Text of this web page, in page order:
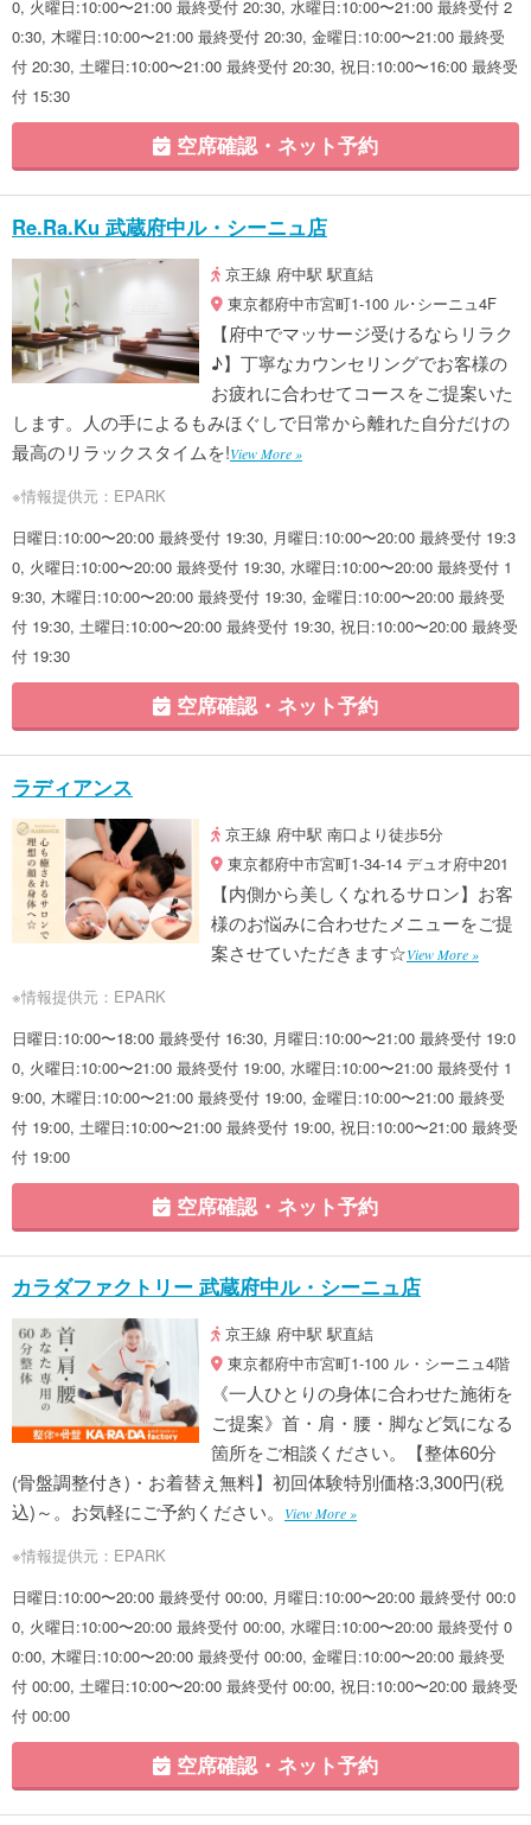
0, 火曜日:10:00〜21:00 最終受付 20:30, 水曜日:10:00〜21:00 最終受付 2
0:30, 木曜日:10:00〜21:00 最終受付 20:30, 金曜日:10:00〜21:00 最終受
付 20:30, 土曜日:10:00〜21:00 最終受付 20:30, 祝日:10:00〜16:00 最終受
付 15:30
空席確認・ネット予約
Re.Ra.Ku 武蔵府中ル・シーニュ店
京王線 府中駅 駅直結
東京都府中市宮町1-100 ル･シーニュ4F
【府中でマッサージ受けるならリラク
♪】丁寧なカウンセリングでお客様の
お疲れに合わせてコースをご提案いた
します。人の手によるもみほぐしで日常から離れた自分だけの
最高のリラックスタイムを!View More »
※情報提供元：EPARK
日曜日:10:00〜20:00 最終受付 19:30, 月曜日:10:00〜20:00 最終受付 19:3
0, 火曜日:10:00〜20:00 最終受付 19:30, 水曜日:10:00〜20:00 最終受付 1
9:30, 木曜日:10:00〜20:00 最終受付 19:30, 金曜日:10:00〜20:00 最終受
付 19:30, 土曜日:10:00〜20:00 最終受付 19:30, 祝日:10:00〜20:00 最終受
付 19:30
空席確認・ネット予約
ラディアンス
京王線 府中駅 南口より徒歩5分
東京都府中市宮町1-34-14 デュオ府中201
【内側から美しくなれるサロン】お客
様のお悩みに合わせたメニューをご提
案させていただきます☆View More »
※情報提供元：EPARK
日曜日:10:00〜18:00 最終受付 16:30, 月曜日:10:00〜21:00 最終受付 19:0
0, 火曜日:10:00〜21:00 最終受付 19:00, 水曜日:10:00〜21:00 最終受付 1
9:00, 木曜日:10:00〜21:00 最終受付 19:00, 金曜日:10:00〜21:00 最終受
付 19:00, 土曜日:10:00〜21:00 最終受付 19:00, 祝日:10:00〜21:00 最終受
付 19:00
空席確認・ネット予約
カラダファクトリー 武蔵府中ル・シーニュ店
京王線 府中駅 駅直結
東京都府中市宮町1-100 ル・シーニュ4階
《一人ひとりの身体に合わせた施術を
ご提案》首・肩・腰・脚など気になる
箇所をご相談ください。【整体60分
(骨盤調整付き)・お着替え無料】初回体験特別価格:3,300円(税
込)～。お気軽にご予約ください。
View More »
※情報提供元：EPARK
日曜日:10:00〜20:00 最終受付 00:00, 月曜日:10:00〜20:00 最終受付 00:0
0, 火曜日:10:00〜20:00 最終受付 00:00, 水曜日:10:00〜20:00 最終受付 0
0:00, 木曜日:10:00〜20:00 最終受付 00:00, 金曜日:10:00〜20:00 最終受
付 00:00, 土曜日:10:00〜20:00 最終受付 00:00, 祝日:10:00〜20:00 最終受
付 00:00
空席確認・ネット予約